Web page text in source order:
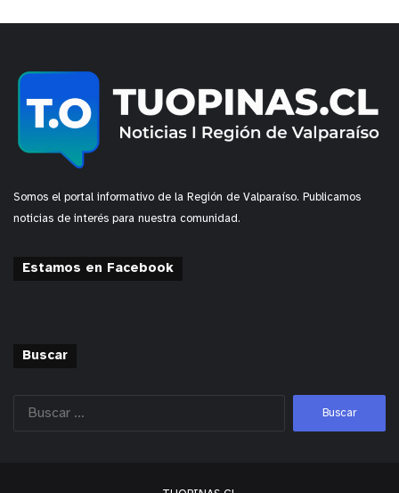
Somos el portal informativo de la Región de Valparaíso. Publicamos
noticias de interés para nuestra comunidad.
Estamos en Facebook
Buscar